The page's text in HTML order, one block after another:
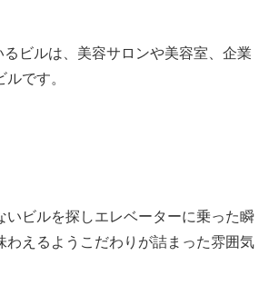
ビルは、美容サロンや美容室、企業
です。
いビルを探しエレベーターに乗った瞬
わえるようこだわりが詰まった雰囲気